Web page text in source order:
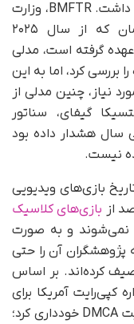
تأمین می‌شد و تنها تا اواخر آوریل ادامه داشت. BMFTR، وزارت
فدرال پژوهش، فناوری و فضا در آلمان که از سال ۲۰۲۵
گرفته است، مدلی
بررسی کرد، اما به این
نیاز، چنین مدلی از
گیفای، سناتور
سال هشدار داده بود
نیست.
سوی بنیاد تاریخ بازی‌های ویدیویی
بازی‌های کلاسیک
نمی‌شوند و به‌ صورت
پژوهشگران آن را حتی
کرده‌اند. بر اساس
۲۰۲۴ نیز اداره کپی‌رایت آمریکا برای
چهارمین بار از سال ۲۰۱۵، از اعطای معافیت DMCA خودداری کرد؛